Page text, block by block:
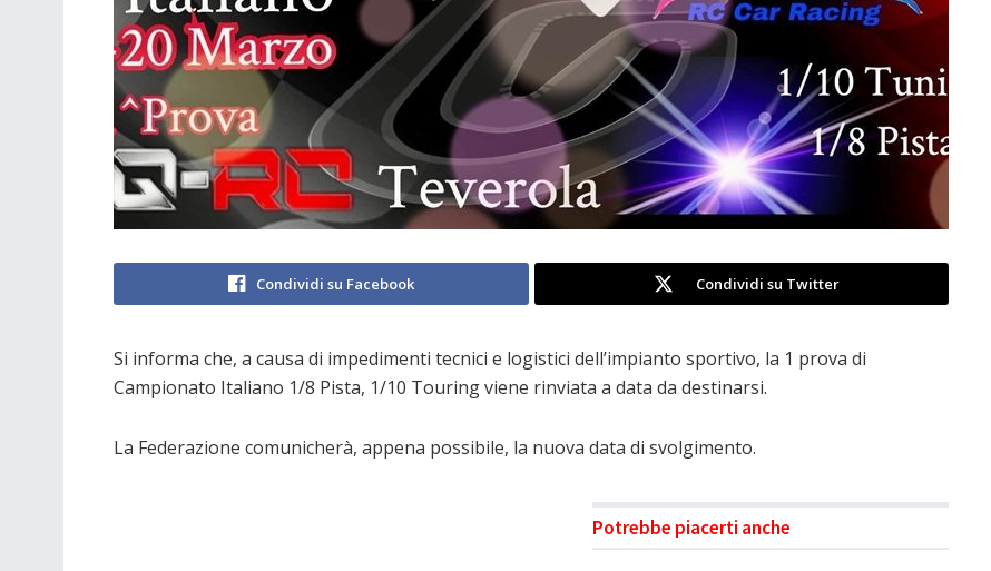
Condividi su Facebook Condividi su Twitter
Si informa che, a causa di impedimenti tecnici e logistici dell’impianto sportivo, la 1 prova di
Campionato Italiano 1/8 Pista, 1/10 Touring viene rinviata a data da destinarsi.
La Federazione comunicherà, appena possibile, la nuova data di svolgimento.
Potrebbe piacerti anche